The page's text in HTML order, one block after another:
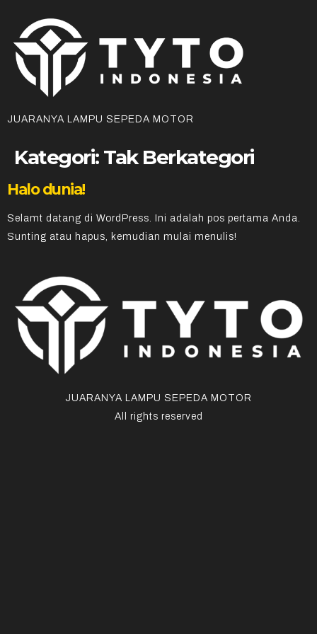
JUARANYA LAMPU SEPEDA MOTOR
Kategori: Tak Berkategori
Halo dunia!
Selamt datang di WordPress. Ini adalah pos pertama Anda.
Sunting atau hapus, kemudian mulai menulis!
JUARANYA LAMPU SEPEDA MOTOR
All rights reserved